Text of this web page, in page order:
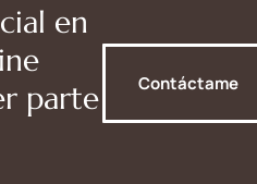
en
parte
Contáctame